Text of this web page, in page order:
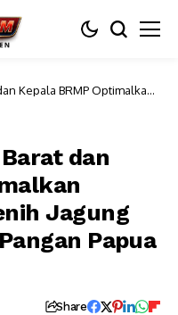
Kepala BRMP Optimalkan
dan
Jagung
Papua
Share